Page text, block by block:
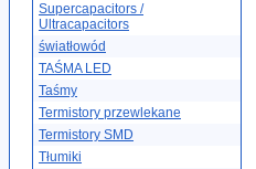
Supercapacitors /
Ultracapacitors
światłowód
TAŚMA LED
Taśmy
Termistory przewlekane
Termistory SMD
Tłumiki